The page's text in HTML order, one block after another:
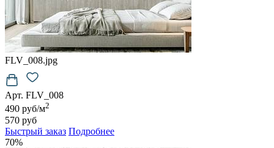
FLV_008.jpg
Арт. FLV_008
490 руб/м2
570 руб
Быстрый заказ Подробнее
70%